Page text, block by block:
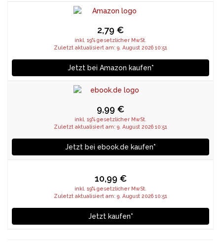
2,79 €
inkl. 19% gesetzlicher MwSt.
Zuletzt aktualisiert am: 9. August 2026 10:51
Jetzt bei Amazon kaufen*
9,99 €
inkl. 19% gesetzlicher MwSt.
Zuletzt aktualisiert am: 9. August 2026 10:51
Jetzt bei ebook.de kaufen*
10,99 €
inkl. 19% gesetzlicher MwSt.
Zuletzt aktualisiert am: 9. August 2026 10:51
Jetzt kaufen*